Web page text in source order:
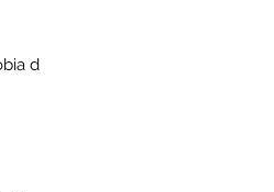
do